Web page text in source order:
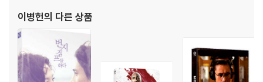
※ 교환/반품 안내
1) 불량으로 인한 교환/반품 요청 시에는 불량 확인을 위해 개봉 시의 동영
상을 요청할 수 있으며, 동영상이 없는 경우 교환/반품이 제한될 수 있습니
다.
관련 사진과 동영상 및 재생 기기 모델명을 첨부하여 첨부하여 고객센터에
7)|주연배우 내마음의 풍금(1998)
이병헌의 다른 상품